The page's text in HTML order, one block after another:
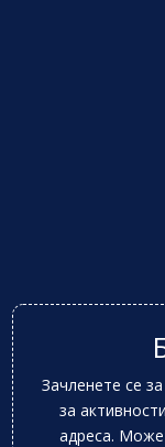
Зачленете се
за
адреса.